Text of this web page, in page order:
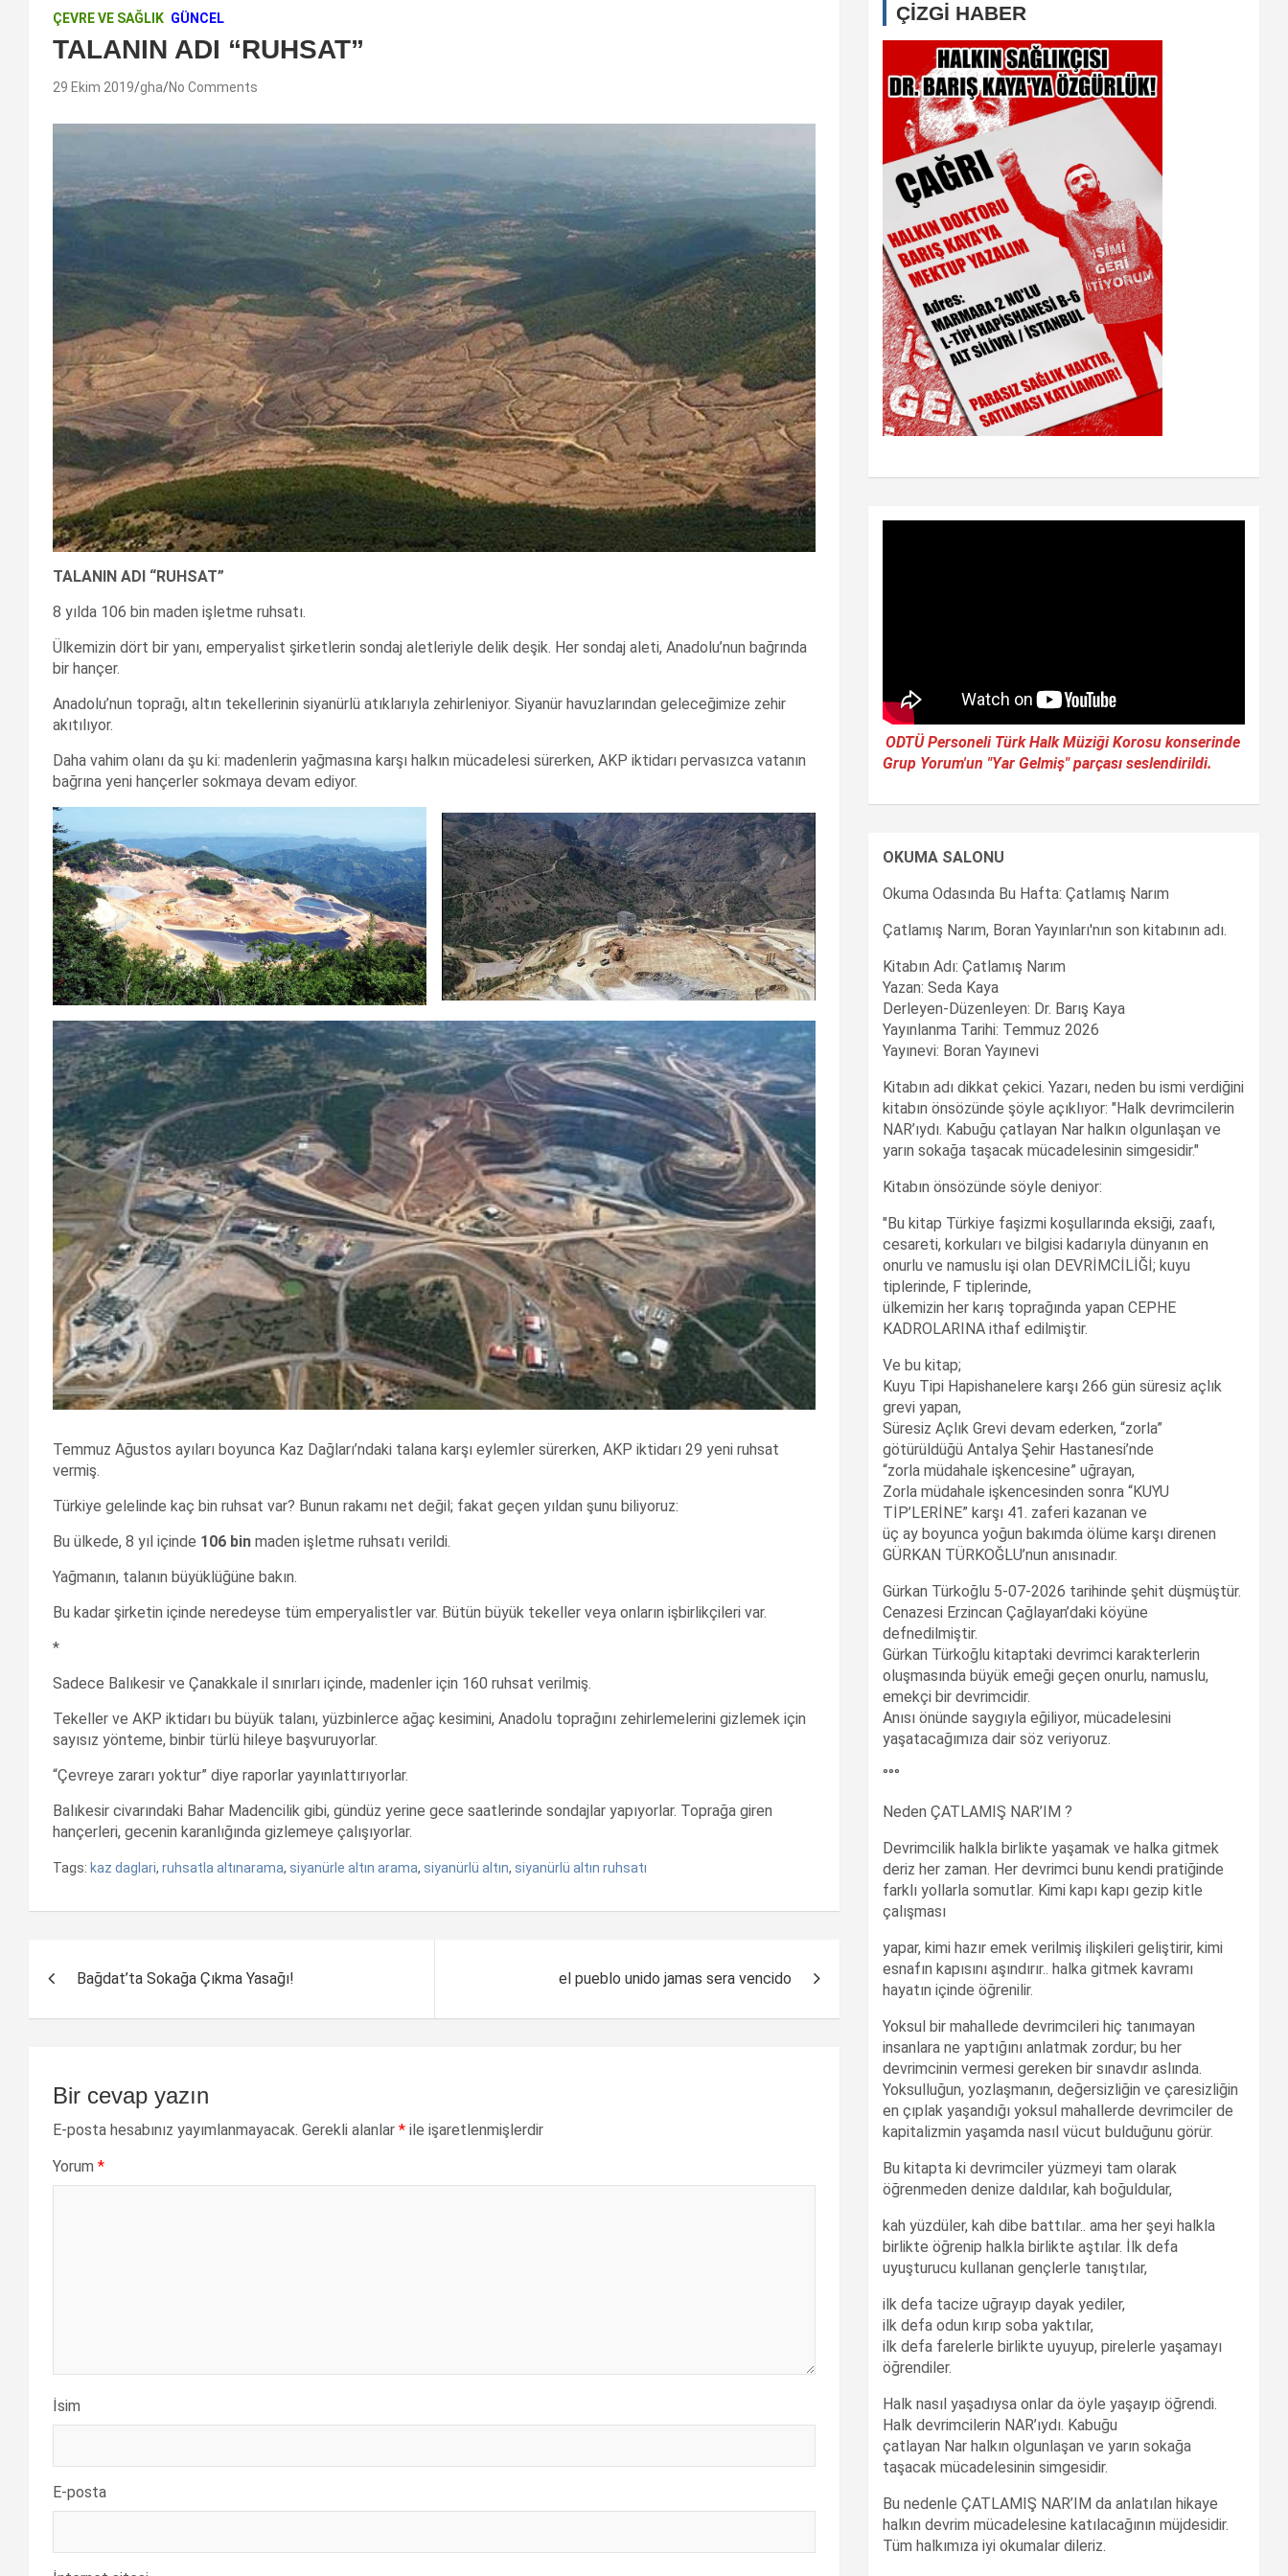
ÇEVRE VE SAĞLIK GÜNCEL
TALANIN ADI “RUHSAT”
29 Ekim 2019 gha No Comments
TALANIN ADI “RUHSAT”
8 yılda 106 bin maden işletme ruhsatı.
Ülkemizin dört bir yanı, emperyalist şirketlerin sondaj aletleriyle delik deşik. Her sondaj aleti, Anadolu’nun bağrında
bir hançer.
Anadolu’nun toprağı, altın tekellerinin siyanürlü atıklarıyla zehirleniyor. Siyanür havuzlarından geleceğimize zehir
akıtılıyor.
Daha vahim olanı da şu ki: madenlerin yağmasına karşı halkın mücadelesi sürerken, AKP iktidarı pervasızca vatanın
bağrına yeni hançerler sokmaya devam ediyor.
Temmuz Ağustos ayıları boyunca Kaz Dağları’ndaki talana karşı eylemler sürerken, AKP iktidarı 29 yeni ruhsat
vermiş.
Türkiye gelelinde kaç bin ruhsat var? Bunun rakamı net değil; fakat geçen yıldan şunu biliyoruz:
Bu ülkede, 8 yıl içinde 106 bin maden işletme ruhsatı verildi.
Yağmanın, talanın büyüklüğüne bakın.
Bu kadar şirketin içinde neredeyse tüm emperyalistler var. Bütün büyük tekeller veya onların işbirlikçileri var.
*
Sadece Balıkesir ve Çanakkale il sınırları içinde, madenler için 160 ruhsat verilmiş.
Tekeller ve AKP iktidarı bu büyük talanı, yüzbinlerce ağaç kesimini, Anadolu toprağını zehirlemelerini gizlemek için
sayısız yönteme, binbir türlü hileye başvuruyorlar.
“Çevreye zararı yoktur” diye raporlar yayınlattırıyorlar.
Balıkesir civarındaki Bahar Madencilik gibi, gündüz yerine gece saatlerinde sondajlar yapıyorlar. Toprağa giren
hançerleri, gecenin karanlığında gizlemeye çalışıyorlar.
Tags: kaz daglari, ruhsatla altınarama, siyanürle altın arama, siyanürlü altın, siyanürlü altın ruhsatı
dolaşımı
Bağdat’ta Sokağa Çıkma Yasağı! el pueblo unido jamas sera vencido
Bir cevap yazın
E-posta hesabınız yayımlanmayacak. Gerekli alanlar * ile işaretlenmişlerdir
Yorum *
İsim
E-posta
ÇİZGİ HABER
ODTÜ Personeli Türk Halk Müziği Korosu konserinde
Grup Yorum'un "Yar Gelmiş" parçası seslendirildi.
OKUMA SALONU
Okuma Odasında Bu Hafta: Çatlamış Narım
Çatlamış Narım, Boran Yayınları'nın son kitabının adı.
Kitabın Adı: Çatlamış Narım
Yazan: Seda Kaya
Derleyen-Düzenleyen: Dr. Barış Kaya
Yayınlanma Tarihi: Temmuz 2026
Yayınevi: Boran Yayınevi
Kitabın adı dikkat çekici. Yazarı, neden bu ismi verdiğini
kitabın önsözünde şöyle açıklıyor: "Halk devrimcilerin
NAR’ıydı. Kabuğu çatlayan Nar halkın olgunlaşan ve
yarın sokağa taşacak mücadelesinin simgesidir."
Kitabın önsözünde söyle deniyor:
"Bu kitap Türkiye faşizmi koşullarında eksiği, zaafı,
cesareti, korkuları ve bilgisi kadarıyla dünyanın en
onurlu ve namuslu işi olan DEVRİMCİLİĞİ; kuyu
tiplerinde, F tiplerinde,
ülkemizin her karış toprağında yapan CEPHE
KADROLARINA ithaf edilmiştir.
Ve bu kitap;
Kuyu Tipi Hapishanelere karşı 266 gün süresiz açlık
grevi yapan,
Süresiz Açlık Grevi devam ederken, “zorla”
götürüldüğü Antalya Şehir Hastanesi’nde
“zorla müdahale işkencesine” uğrayan,
Zorla müdahale işkencesinden sonra “KUYU
TİP’LERİNE” karşı 41. zaferi kazanan ve
üç ay boyunca yoğun bakımda ölüme karşı direnen
GÜRKAN TÜRKOĞLU’nun anısınadır.
Gürkan Türkoğlu 5-07-2026 tarihinde şehit düşmüştür.
Cenazesi Erzincan Çağlayan’daki köyüne
defnedilmiştir.
Gürkan Türkoğlu kitaptaki devrimci karakterlerin
oluşmasında büyük emeği geçen onurlu, namuslu,
emekçi bir devrimcidir.
Anısı önünde saygıyla eğiliyor, mücadelesini
yaşatacağımıza dair söz veriyoruz.
°°°
Neden ÇATLAMIŞ NAR’IM ?
Devrimcilik halkla birlikte yaşamak ve halka gitmek
deriz her zaman. Her devrimci bunu kendi pratiğinde
farklı yollarla somutlar. Kimi kapı kapı gezip kitle
çalışması
yapar, kimi hazır emek verilmiş ilişkileri geliştirir, kimi
esnafın kapısını aşındırır.. halka gitmek kavramı
hayatın içinde öğrenilir.
Yoksul bir mahallede devrimcileri hiç tanımayan
insanlara ne yaptığını anlatmak zordur; bu her
devrimcinin vermesi gereken bir sınavdır aslında.
Yoksulluğun, yozlaşmanın, değersizliğin ve çaresizliğin
en çıplak yaşandığı yoksul mahallerde devrimciler de
kapitalizmin yaşamda nasıl vücut bulduğunu görür.
Bu kitapta ki devrimciler yüzmeyi tam olarak
öğrenmeden denize daldılar, kah boğuldular,
kah yüzdüler, kah dibe battılar.. ama her şeyi halkla
birlikte öğrenip halkla birlikte aştılar. İlk defa
uyuşturucu kullanan gençlerle tanıştılar,
ilk defa tacize uğrayıp dayak yediler,
ilk defa odun kırıp soba yaktılar,
ilk defa farelerle birlikte uyuyup, pirelerle yaşamayı
öğrendiler.
Halk nasıl yaşadıysa onlar da öyle yaşayıp öğrendi.
Halk devrimcilerin NAR’ıydı. Kabuğu
çatlayan Nar halkın olgunlaşan ve yarın sokağa
taşacak mücadelesinin simgesidir.
Bu nedenle ÇATLAMIŞ NAR’IM da anlatılan hikaye
halkın devrim mücadelesine katılacağının müjdesidir.
Tüm halkımıza iyi okumalar dileriz.